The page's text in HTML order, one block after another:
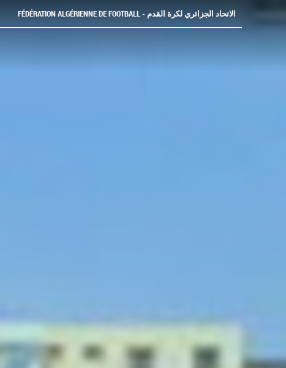
FÉDÉRATION ALGÉRIENNE DE FOOTBALL - الاتحاد الجزائري لكرة القدم